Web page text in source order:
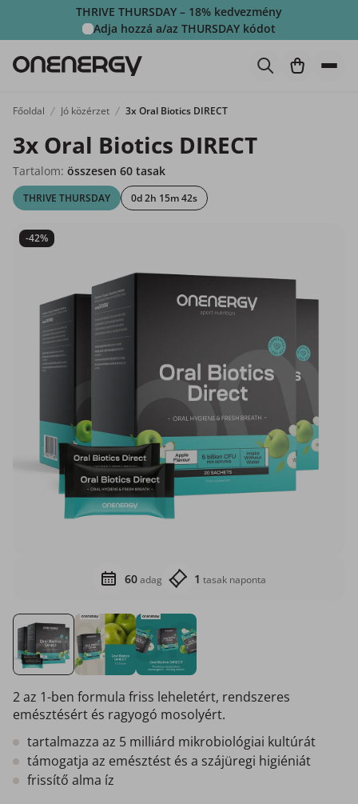
THRIVE THURSDAY – 18% kedvezmény
Adja hozzá a/az THURSDAY kódot
Főoldal Jó közérzet 3x Oral Biotics DIRECT
3x Oral Biotics DIRECT
Tartalom: összesen 60 tasak
THRIVE THURSDAY 0d 2h 15m 41s
-42%
60adag 1 tasak naponta
2 az 1-ben formula friss leheletért, rendszeres
emésztésért és ragyogó mosolyért.
tartalmazza az 5 milliárd mikrobiológiai kultúrát
támogatja az emésztést és a szájüregi higiéniát
frissítő alma íz